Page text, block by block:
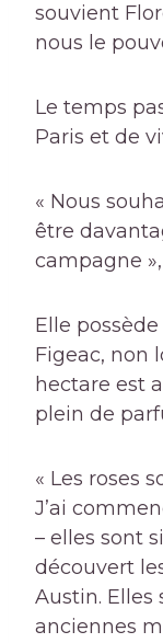
souvient
nous le
Le temps
Paris et de
« Nous
être
campagne
Elle
Figeac, non
hectare est
plein de
« Les roses
J’ai
– elles sont
découvert
Austin. Elles
anciennes